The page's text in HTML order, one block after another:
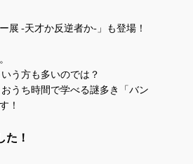
展 -天才か反逆者か-」も登場！
う方も多いのでは？
うち時間で学べる謎多き「バン
！
！